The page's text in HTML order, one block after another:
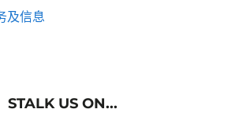
及信息
STALK US ON...